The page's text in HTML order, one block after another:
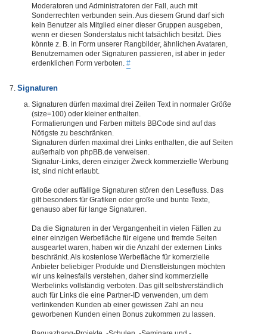
Moderatoren und Administratoren der Fall, auch mit
Sonderrechten verbunden sein. Aus diesem Grund darf sich
kein Benutzer als Mitglied einer dieser Gruppen ausgeben,
wenn er diesen Sonderstatus nicht tatsächlich besitzt. Dies
könnte z. B. in Form unserer Rangbilder, ähnlichen Avataren,
Benutzernamen oder Signaturen passieren, ist aber in jeder
erdenklichen Form verboten. #
Signaturen
Signaturen dürfen maximal drei Zeilen Text in normaler Größe
(size=100) oder kleiner enthalten.
Formatierungen und Farben mittels BBCode sind auf das
Nötigste zu beschränken.
Signaturen dürfen maximal drei Links enthalten, die auf Seiten
außerhalb von phpBB.de verweisen.
Signatur-Links, deren einziger Zweck kommerzielle Werbung
ist, sind nicht erlaubt.
Große oder auffällige Signaturen stören den Lesefluss. Das
gilt besonders für Grafiken oder große und bunte Texte,
genauso aber für lange Signaturen.
Da die Signaturen in der Vergangenheit in vielen Fällen zu
einer einzigen Werbefläche für eigene und fremde Seiten
ausgeartet waren, haben wir die Anzahl der externen Links
beschränkt. Als kostenlose Werbefläche für komerzielle
Anbieter beliebiger Produkte und Dienstleistungen möchten
wir uns keinesfalls verstehen, daher sind kommerzielle
Werbelinks vollständig verboten. Das gilt selbstverständlich
auch für Links die eine Partner-ID verwenden, um dem
verlinkenden Kunden ab einer gewissen Zahl an neu
geworbenen Kunden einen Bonus zukommen zu lassen.